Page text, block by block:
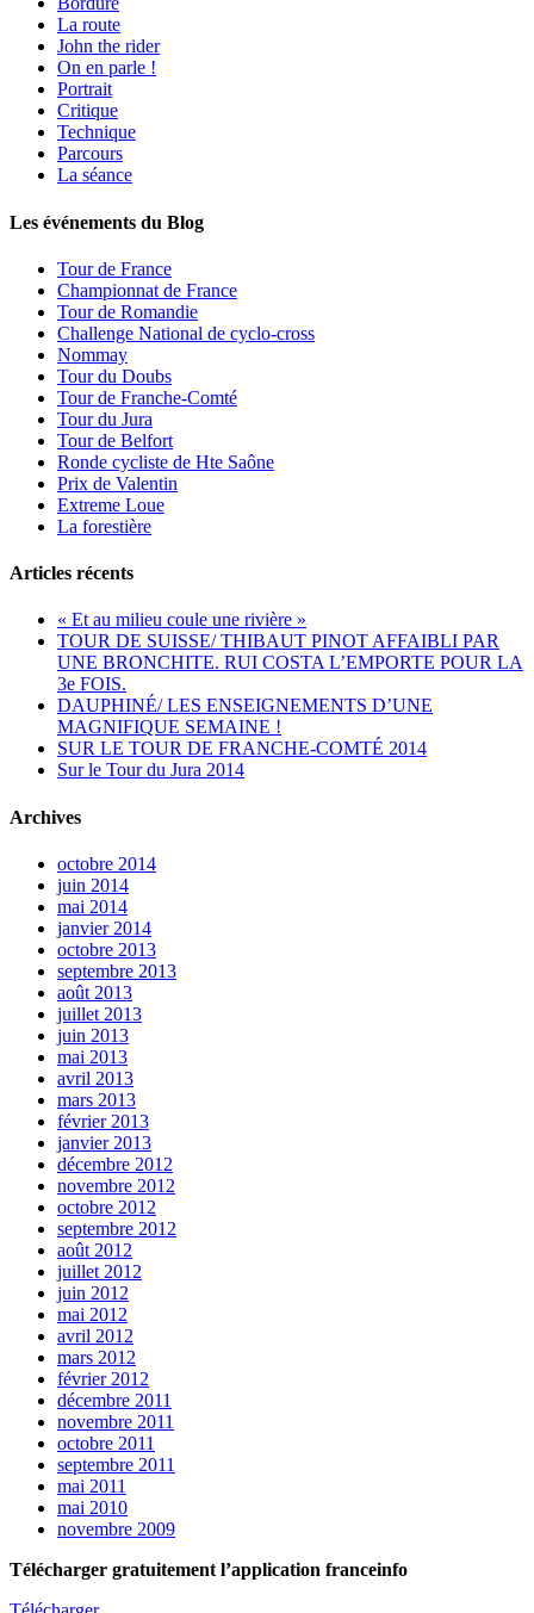
La route
John the rider
On en parle !
Portrait
Critique
Technique
Parcours
La séance
Les événements du Blog
Tour de France
Championnat de France
Tour de Romandie
Challenge National de cyclo-cross
Nommay
Tour du Doubs
Tour de Franche-Comté
Tour du Jura
Tour de Belfort
Ronde cycliste de Hte Saône
Prix de Valentin
Extreme Loue
La forestière
Articles récents
« Et au milieu coule une rivière »
TOUR DE SUISSE/ THIBAUT PINOT AFFAIBLI PAR
UNE BRONCHITE. RUI COSTA L’EMPORTE POUR LA
3e FOIS.
DAUPHINÉ/ LES ENSEIGNEMENTS D’UNE
MAGNIFIQUE SEMAINE !
SUR LE TOUR DE FRANCHE-COMTÉ 2014
Sur le Tour du Jura 2014
Archives
octobre 2014
juin 2014
mai 2014
janvier 2014
octobre 2013
septembre 2013
août 2013
juillet 2013
juin 2013
mai 2013
avril 2013
mars 2013
février 2013
janvier 2013
décembre 2012
novembre 2012
octobre 2012
septembre 2012
août 2012
juillet 2012
juin 2012
mai 2012
avril 2012
mars 2012
février 2012
décembre 2011
novembre 2011
octobre 2011
septembre 2011
mai 2011
mai 2010
novembre 2009
Télécharger gratuitement l’application franceinfo